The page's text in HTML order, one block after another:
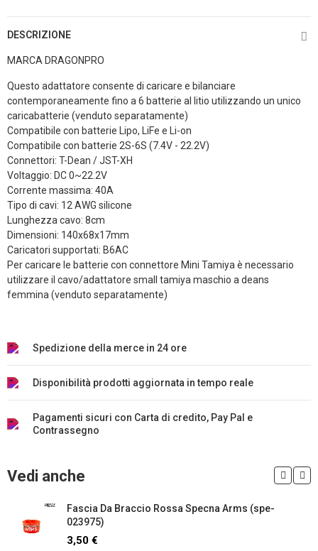
DESCRIZIONE
MARCA DRAGONPRO
Questo adattatore consente di caricare e bilanciare
contemporaneamente fino a 6 batterie al litio utilizzando un unico
caricabatterie (venduto separatamente)
Compatibile con batterie Lipo, LiFe e Li-on
Compatibile con batterie 2S-6S (7.4V - 22.2V)
Connettori: T-Dean / JST-XH
Voltaggio: DC 0~22.2V
Corrente massima: 40A
Tipo di cavi: 12 AWG silicone
Lunghezza cavo: 8cm
Dimensioni: 140x68x17mm
Caricatori supportati: B6AC
Per caricare le batterie con connettore Mini Tamiya è necessario
utilizzare il cavo/adattatore small tamiya maschio a deans
femmina (venduto separatamente)
Spedizione della merce in 24 ore
Disponibilità prodotti aggiornata in tempo reale
Pagamenti sicuri con Carta di credito, Pay Pal e
Contrassegno
Vedi anche
Fascia Da Braccio Rossa Specna Arms (spe-
023975)
3,50 €